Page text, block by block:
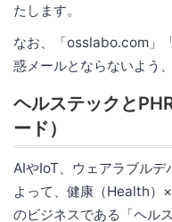
たします。
なお、「osslabo.com」
惑メールとならないよう
ヘルステックと
ード）
AIやIoT、ウェアラブルデ
よって、健康（Health）
のビジネスである「ヘル